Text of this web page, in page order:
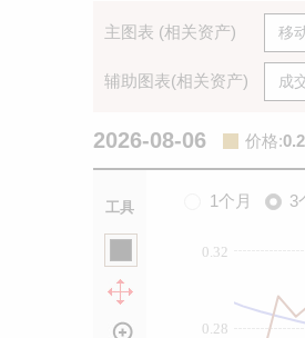
主图表 (相关资产)
辅助图表(相关资产)
2026-08-06 价格:
工具 1个月 3
0.28
0.32